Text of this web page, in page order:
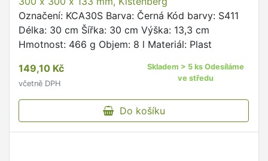
Označení: KCA30S Barva: Černá Kód barvy: S411
Délka: 30 cm Šířka: 30 cm Výška: 13,3 cm
Hmotnost: 466 g Objem: 8 l Materiál: Plast
149,10 Kč
včetně DPH
Skladem > 5 ks Odesíláme
ve středu
Do košíku